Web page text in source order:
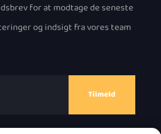
for at modtage de seneste
og indsigt fra vores team
Tilmeld